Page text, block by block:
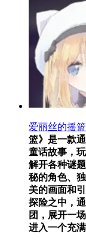
爱丽丝的摇
篮》是一款
童话故事，
解开各种谜
秘的角色、
美的画面和
探险之中，
团，展开一
进入一个充